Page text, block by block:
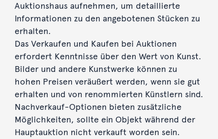
Auktionshaus aufnehmen, um detaillierte
Informationen zu den angebotenen Stücken zu
erhalten.
Das Verkaufen und Kaufen bei Auktionen
erfordert Kenntnisse über den Wert von Kunst.
Bilder und andere Kunstwerke können zu
hohen Preisen veräußert werden, wenn sie gut
erhalten und von renommierten Künstlern sind.
Nachverkauf-Optionen bieten zusätzliche
Möglichkeiten, sollte ein Objekt während der
Hauptauktion nicht verkauft worden sein.